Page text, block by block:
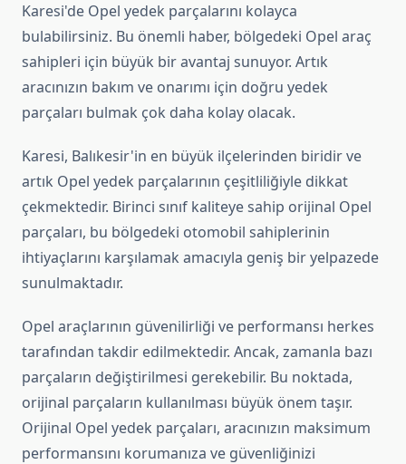
Karesi'de Opel yedek parçalarını kolayca
bulabilirsiniz. Bu önemli haber, bölgedeki Opel araç
sahipleri için büyük bir avantaj sunuyor. Artık
aracınızın bakım ve onarımı için doğru yedek
parçaları bulmak çok daha kolay olacak.
Karesi, Balıkesir'in en büyük ilçelerinden biridir ve
artık Opel yedek parçalarının çeşitliliğiyle dikkat
çekmektedir. Birinci sınıf kaliteye sahip orijinal Opel
parçaları, bu bölgedeki otomobil sahiplerinin
ihtiyaçlarını karşılamak amacıyla geniş bir yelpazede
sunulmaktadır.
Opel araçlarının güvenilirliği ve performansı herkes
tarafından takdir edilmektedir. Ancak, zamanla bazı
parçaların değiştirilmesi gerekebilir. Bu noktada,
orijinal parçaların kullanılması büyük önem taşır.
Orijinal Opel yedek parçaları, aracınızın maksimum
performansını korumanıza ve güvenliğinizi